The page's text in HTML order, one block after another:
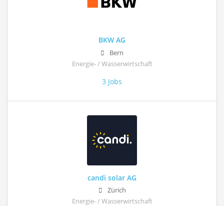
BKW AG
Bern
Energie- / Wasserwirtschaft
3 Jobs
candi solar AG
Zürich
Energie- / Wasserwirtschaft